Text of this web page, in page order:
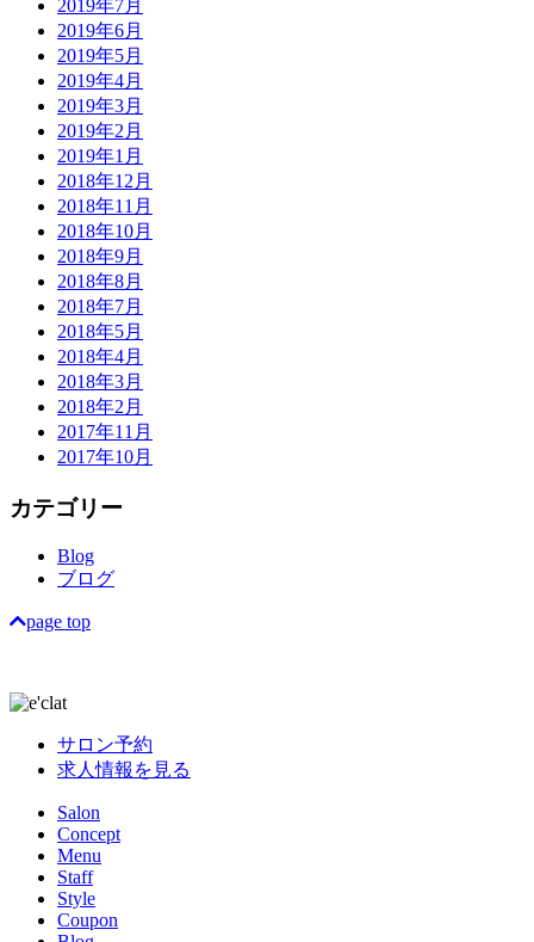
2019年7月
2019年6月
2019年5月
2019年4月
2019年3月
2019年2月
2019年1月
2018年12月
2018年11月
2018年10月
2018年9月
2018年8月
2018年7月
2018年5月
2018年4月
2018年3月
2018年2月
2017年11月
2017年10月
カテゴリー
Blog
ブログ
page top
サロン予約
求人情報を見る
Salon
Concept
Menu
Staff
Style
Coupon